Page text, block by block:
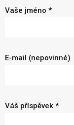
Vaše jméno *
E-mail (nepovinné)
Váš příspěvek *